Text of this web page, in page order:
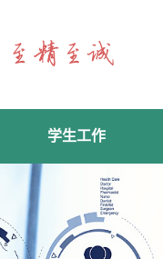
学生工作